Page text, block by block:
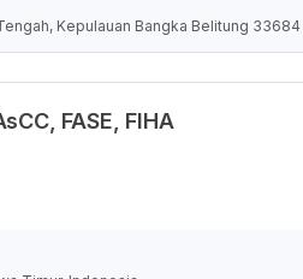
Kepulauan Bangka Belitung 33684
FASE, FIHA